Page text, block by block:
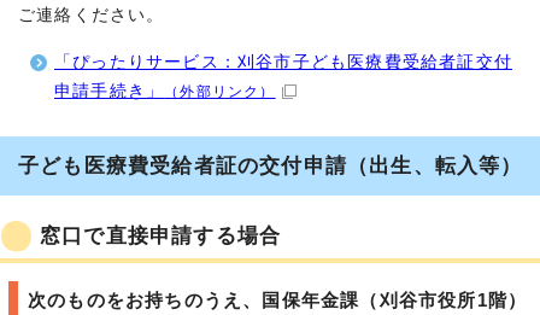
ご連絡ください。
「ぴったりサービス：刈谷市子ども医療費受給者証交付
申請手続き」
（外部リンク）
子ども医療費受給者証の交付申請（出生、転入等）
窓口で直接申請する場合
次のものをお持ちのうえ、国保年金課（刈谷市役所1階）